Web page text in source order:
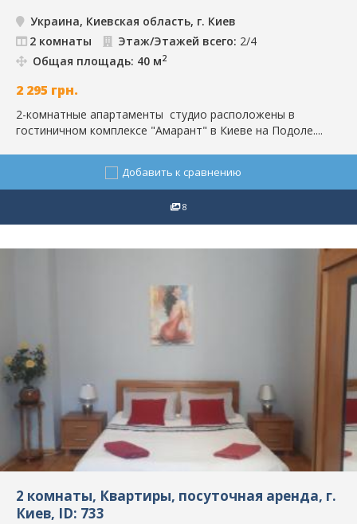
Украина, Киевская область, г. Киев
2 комнаты
Этаж/Этажей всего: 2/4
Общая площадь: 40 м2
2 295 грн.
2-комнатные апартаменты студио расположены в
гостиничном комплексе "Амарант" в Киеве на Подоле....
Добавить к сравнению
8
2 комнаты, Квартиры, посуточная аренда, г.
Киев, ID: 733